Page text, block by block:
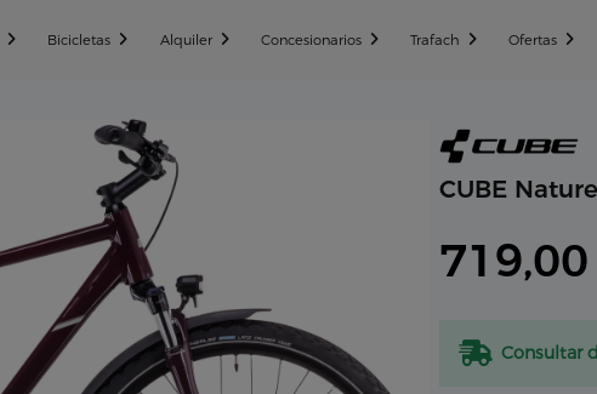
Bicicletas Alquiler Concesionarios Trafach Ofertas
CUBE
Consultar